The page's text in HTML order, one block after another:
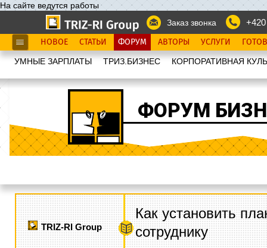
На сайте ведутся работы
Заказ звонка
НОВОЕ СТАТЬИ ФОРУМ АВТОРЫ УСЛУГИ
УМНЫЕ ЗАРПЛАТЫ ТРИЗ.БИЗНЕС КОРПОРАТИВНАЯ
ФОРУМ
TRIZ-RI Group
Как установить
сотруднику